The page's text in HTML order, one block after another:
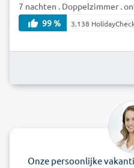
7 nachten . Doppelzimmer .
99 %
3.138
Onze persoonlijke